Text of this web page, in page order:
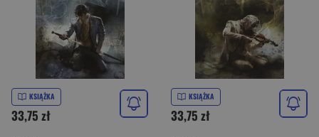
KSIĄŻKA
33,75 zł
KSIĄŻKA
33,75 zł